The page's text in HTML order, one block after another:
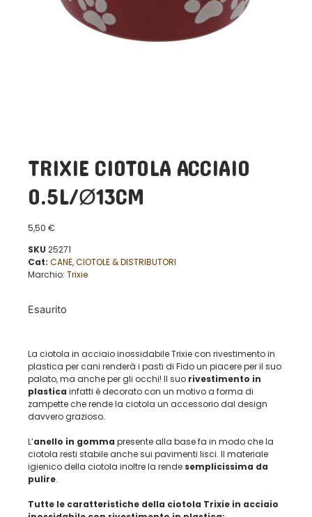
TRIXIE CIOTOLA ACCIAIO
0.5L/Ø13CM
5,50 €
SKU 25271
Cat: CANE,CIOTOLE & DISTRIBUTORI
Marchio: Trixie
Esaurito
La ciotola in acciaio inossidabile Trixie con rivestimento in
plastica per cani renderà i pasti di Fido un piacere per il suo
palato, ma anche per gli occhi! Il suo rivestimento in
plastica infatti è decorato con un motivo a forma di
zampette che rende la ciotola un accessorio dal design
davvero grazioso.
L’anello in gomma presente alla base fa in modo che la
ciotola resti stabile anche sui pavimenti lisci. Il materiale
igienico della ciotola inoltre la rende semplicissima da
pulire.
Tutte le caratteristiche della ciotola Trixie in acciaio